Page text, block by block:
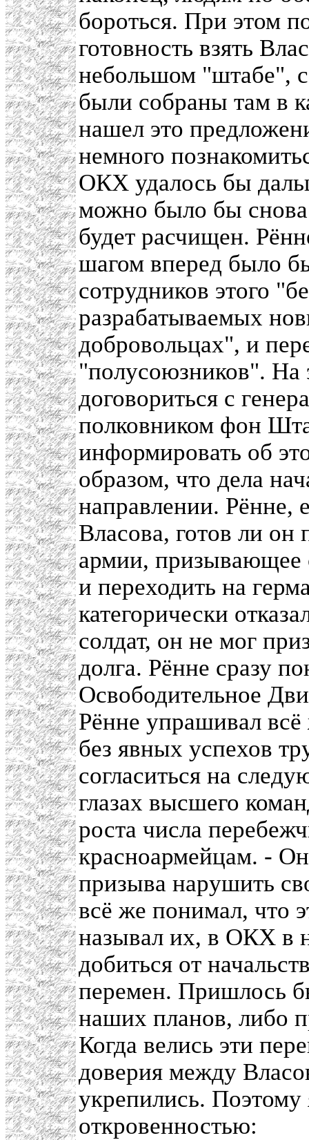
бороться. При этом
готовность взять
небольшом "штабе",
были собраны там в
нашел это
немного
ОКХ удалось бы
можно было бы снова
будет расчищен.
шагом вперед было
сотрудников этого
разрабатываемых
добровольцах", и
"полусоюзников". На
договориться с
полковником фон
информировать об
образом, что дела
направлении. Рённе,
Власова, готов ли
армии, призывающее
и переходить на
категорически
солдат, он не мог
долга. Рённе сразу
Освободительное
Рённе упрашивал
без явных успехов
согласиться на
глазах высшего
роста числа
красноармейцам. -
призыва нарушить
всё же понимал, что
называл их, в ОКХ в
добиться от
перемен. Пришлось
наших планов, либо
Когда велись эти
доверия между
укрепились. Поэтому
откровенностью: